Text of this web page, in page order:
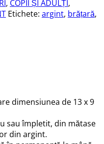
, COPII ȘI ADULȚI,
Etichete: argint, brățară,
dimensiunea de 13 x 9
sau împletit, din mătase
din argint.